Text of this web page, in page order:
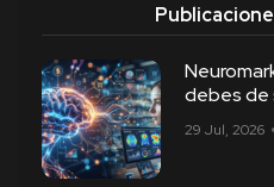
debes de
29 Jul, 2026